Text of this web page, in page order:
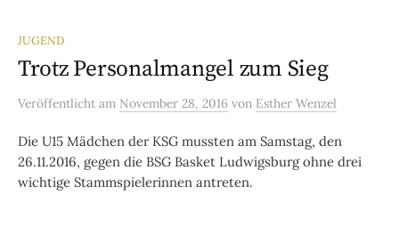
JUGEND
Trotz Personalmangel zum Sieg
Veröffentlicht am November 28, 2016 von Esther Wenzel
Die U15 Mädchen der KSG mussten am Samstag, den
26.11.2016, gegen die BSG Basket Ludwigsburg ohne drei
wichtige Stammspielerinnen antreten.